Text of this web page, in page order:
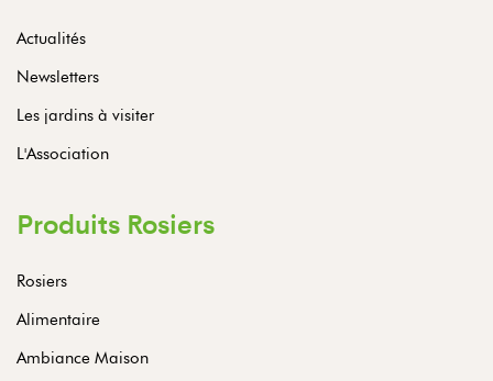
Actualités
Newsletters
Les jardins à visiter
L'Association
Produits Rosiers
Rosiers
Alimentaire
Ambiance Maison